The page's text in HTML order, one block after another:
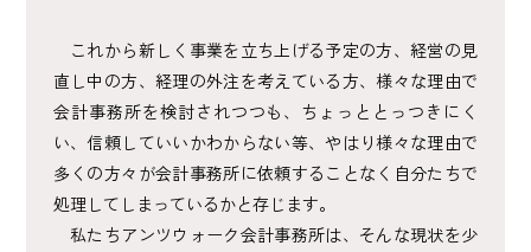
これから新しく事業を立ち上げる予定の方、経営の見
直し中の方、経理の外注を考えている方、様々な理由で
会計事務所を検討されつつも、ちょっととっつきにく
い、信頼していいかわからない等、やはり様々な理由で
多くの方々が会計事務所に依頼することなく自分たちで
処理してしまっているかと存じます。
私たちアンツウォーク会計事務所は、そんな現状を少